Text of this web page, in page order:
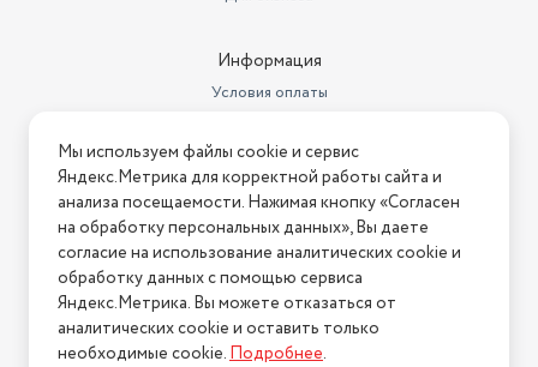
Информация
Условия оплаты
Условия возврата
Нашли ошибку на сайте? Напишите нам
2026 © Интернет-магазин "АстМаркет". У нас есть всё!
Политика конфиденциальности
Мы используем файлы cookie и сервис
Яндекс.Метрика для корректной работы сайта и
анализа посещаемости. Нажимая кнопку «Согласен
на обработку персональных данных», Вы даете
согласие на использование аналитических cookie и
обработку данных с помощью сервиса
Яндекс.Метрика. Вы можете отказаться от
аналитических cookie и оставить только
необходимые cookie.Подробнее.